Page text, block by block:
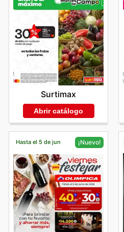
Surtimax
Abrir catálogo
Hasta el 5 de jun ¡Nuevo!